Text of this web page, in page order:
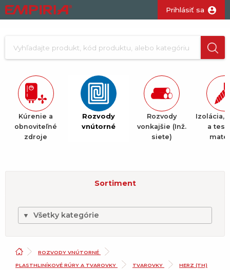
Prihlásiť sa
Kúrenie a
obnoviteľné
zdroje
Rozvody
vnútorné
Rozvody
vonkajšie (Inž.
siete)
Izolácia,
a
Sortiment
▼ Všetky kategórie
ROZVODY VNÚTORNÉ
PLASTHLINÍKOVÉ RÚRY A TVAROVKY TVAROVKY HERZ (TH)